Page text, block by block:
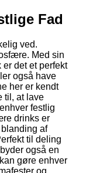
Fad
ved.
Med sin
det et perfekt
også have
her er kendt
til, at lave
festlig
drinks er
af
til deling
også en
gøre enhver
og